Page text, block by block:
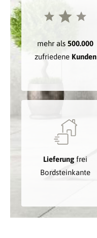
mehr als 500.000
zufriedene Kunden
Lieferung frei
Bordsteinkante